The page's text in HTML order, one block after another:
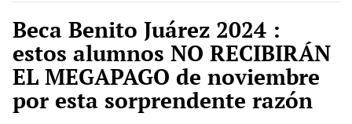
Beca Benito Juárez 2024 :
estos alumnos NO RECIBIRÁN
EL MEGAPAGO de noviembre
por esta sorprendente razón